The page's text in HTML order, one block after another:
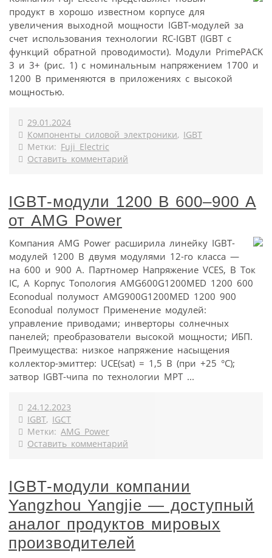
продукт в хорошо известном корпусе для
увеличения выходной мощности IGBT-модулей за
счет использования технологии RC-IGBT (IGBT с
функций обратной проводимости). Модули PrimePACK
3 и 3+ (рис. 1) с номинальным напряжением 1700 и
1200 В применяются в приложениях с высокой
мощностью.
29.01.2024
Компоненты силовой электроники, IGBT
Метки: Fuji Electric
Оставить комментарий
IGBT-модули 1200 В 600–900 А
от AMG Power
Компания AMG Power расширила линейку IGBT-
модулей 1200 В двумя модулями 12-го класса —
на 600 и 900 А. Партномер Напряжение VCES, В Ток
IC, А Корпус Топология AMG600G1200MED 1200 600
Econodual полумост AMG900G1200MED 1200 900
Econodual полумост Применение модулей:
управление приводами; инверторы солнечных
панелей; преобразователи высокой мощности; ИБП.
Преимущества: низкое напряжение насыщения
коллектор-эмиттер: UCE(sat) = 1,5 В (при +25 °С);
затвор IGBT-чипа по технологии MPT ...
24.12.2023
IGBT, IGCT
Метки: AMG Power
Оставить комментарий
IGBT-модули компании
Yangzhou Yangjie — доступный
аналог продуктов мировых
производителей